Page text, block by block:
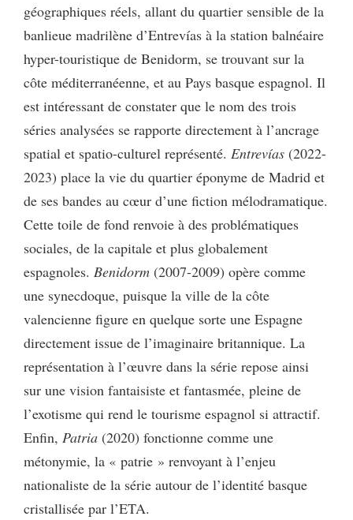
géographiques réels, allant du quartier sensible de la
banlieue madrilène d’Entrevías à la station balnéaire
hyper-touristique de Benidorm, se trouvant sur la
côte méditerranéenne, et au Pays basque espagnol. Il
est intéressant de constater que le nom des trois
séries analysées se rapporte directement à l’ancrage
spatial et spatio-culturel représenté. Entrevías (2022-
2023) place la vie du quartier éponyme de Madrid et
de ses bandes au cœur d’une fiction mélodramatique.
Cette toile de fond renvoie à des problématiques
sociales, de la capitale et plus globalement
espagnoles. Benidorm (2007-2009) opère comme
une synecdoque, puisque la ville de la côte
valencienne figure en quelque sorte une Espagne
directement issue de l’imaginaire britannique. La
représentation à l’œuvre dans la série repose ainsi
sur une vision fantaisiste et fantasmée, pleine de
l’exotisme qui rend le tourisme espagnol si attractif.
Enfin, Patria (2020) fonctionne comme une
métonymie, la « patrie » renvoyant à l’enjeu
nationaliste de la série autour de l’identité basque
cristallisée par l’ETA.